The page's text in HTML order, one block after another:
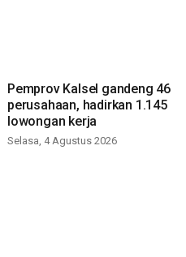
Pemprov Kalsel gandeng 46
perusahaan, hadirkan 1.145
lowongan kerja
Selasa, 4 Agustus 2026